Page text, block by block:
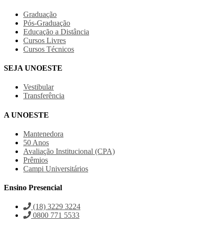
Graduação
Pós-Graduação
Educação a Distância
Cursos Livres
Cursos Técnicos
SEJA UNOESTE
Vestibular
Transferência
A UNOESTE
Mantenedora
50 Anos
Avaliação Institucional (CPA)
Prêmios
Campi Universitários
Ensino Presencial
(18) 3229 3224
0800 771 5533